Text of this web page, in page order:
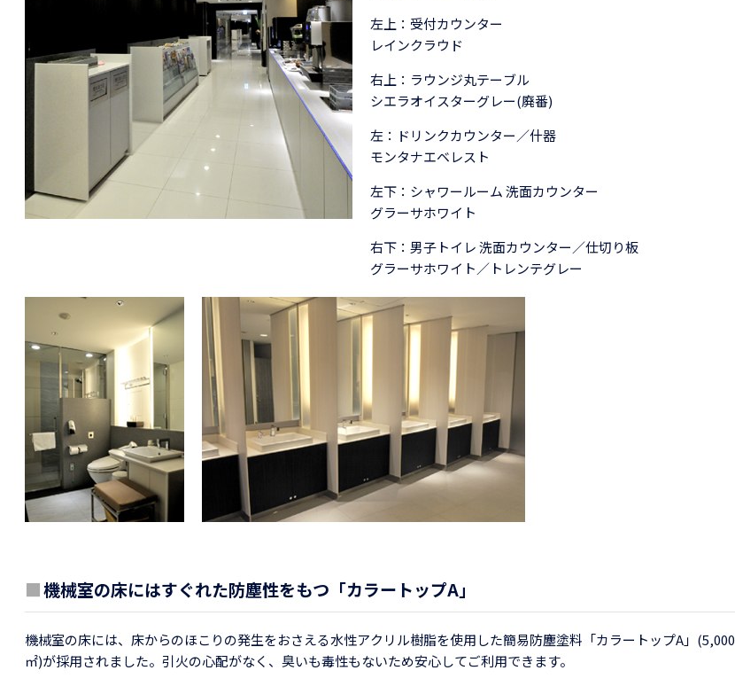
左上：受付カウンター
レインクラウド
右上：ラウンジ丸テーブル
シエラオイスターグレー(廃番)
左：ドリンクカウンター／什器
モンタナエベレスト
左下：シャワールーム 洗面カウンター
グラーサホワイト
右下：男子トイレ 洗面カウンター／仕切り板
グラーサホワイト／トレンテグレー
■機械室の床にはすぐれた防塵性をもつ「カラートップA」
機械室の床には、床からのほこりの発生をおさえる水性アクリル樹脂を使用した簡易防塵塗料「カラートップA」(5,000
㎡)が採用されました。引火の心配がなく、臭いも毒性もないため安心してご利用できます。